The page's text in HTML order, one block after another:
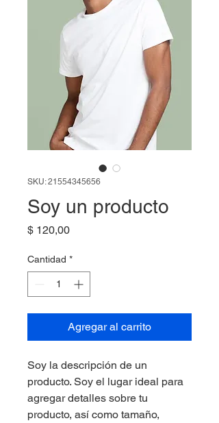
SKU: 21554345656
Soy un producto
$ 120,00Precio
Cantidad *
Agregar al carrito
Soy la descripción de un
producto. Soy el lugar ideal para
agregar detalles sobre tu
producto, así como tamaño,